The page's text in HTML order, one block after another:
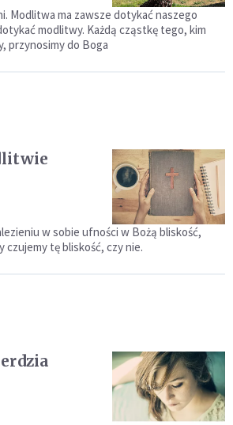
Modlitwa ma zawsze dotykać naszego
modlitwy. Każdą cząstkę tego, kim
przynosimy do Boga
w sobie ufności w Bożą bliskość,
czujemy tę bliskość, czy nie.